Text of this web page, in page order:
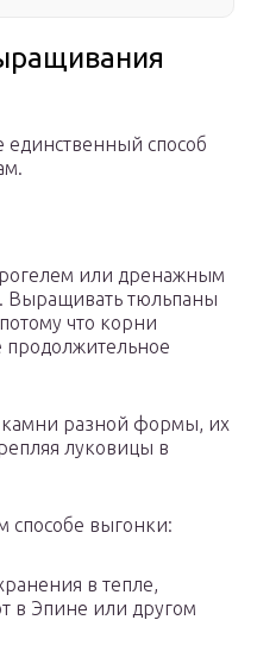
способ
или дренажным
Выращивать тюльпаны
что корни
продолжительное
камни разной формы, их
луковицы в
способе выгонки:
в тепле,
в Эпине или другом